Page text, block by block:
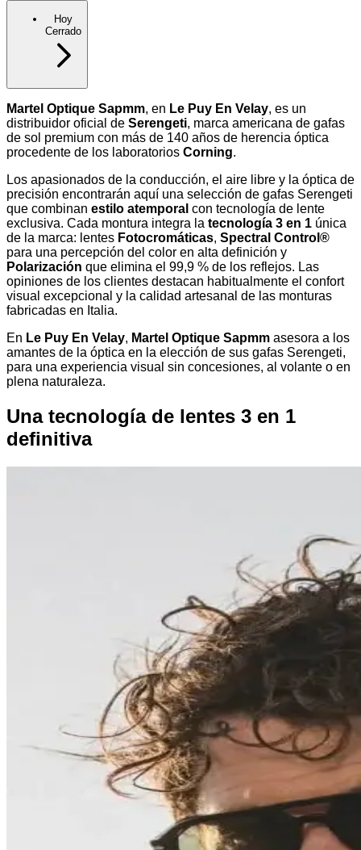
Hoy
Cerrado
Martel Optique Sapmm, en Le Puy En Velay, es un
distribuidor oficial de Serengeti, marca americana de gafas
de sol premium con más de 140 años de herencia óptica
procedente de los laboratorios Corning.
Los apasionados de la conducción, el aire libre y la óptica de
precisión encontrarán aquí una selección de gafas Serengeti
que combinan estilo atemporal con tecnología de lente
exclusiva. Cada montura integra la tecnología 3 en 1 única
de la marca: lentes Fotocromáticas, Spectral Control®
para una percepción del color en alta definición y
Polarización que elimina el 99,9 % de los reflejos. Las
opiniones de los clientes destacan habitualmente el confort
visual excepcional y la calidad artesanal de las monturas
fabricadas en Italia.
En Le Puy En Velay, Martel Optique Sapmm asesora a los
amantes de la óptica en la elección de sus gafas Serengeti,
para una experiencia visual sin concesiones, al volante o en
plena naturaleza.
Una tecnología de lentes 3 en 1
definitiva